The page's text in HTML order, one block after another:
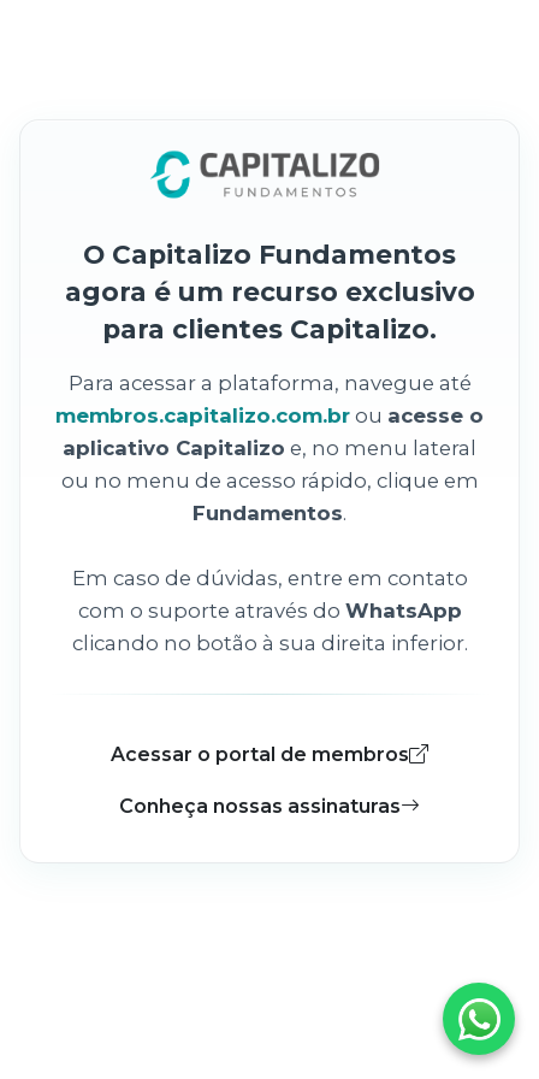
O Capitalizo Fundamentos
agora é um recurso exclusivo
para clientes Capitalizo.
Para acessar a plataforma, navegue até
membros.capitalizo.com.br ou acesse o
aplicativo Capitalizo e, no menu lateral
ou no menu de acesso rápido, clique em
Fundamentos.
Em caso de dúvidas, entre em contato
com o suporte através do WhatsApp
clicando no botão à sua direita inferior.
Acessar o portal de membros
Conheça nossas assinaturas